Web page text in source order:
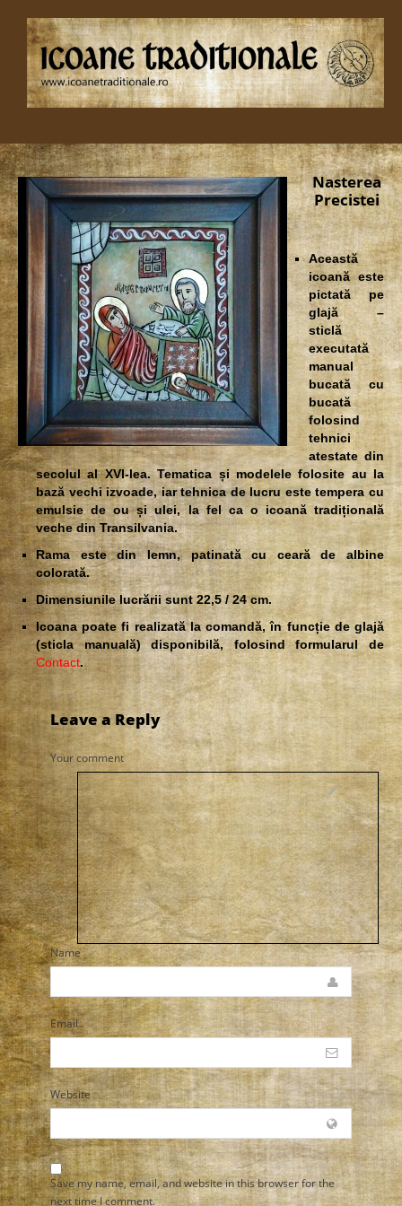
Nasterea
Precistei
Această
icoană este
pictată pe
glajă –
sticlă
executată
manual
bucată cu
bucată
folosind
tehnici
atestate din
secolul al XVI-lea. Tematica și modelele folosite au la
bază vechi izvoade, iar tehnica de lucru este tempera cu
emulsie de ou și ulei, la fel ca o icoană tradițională
veche din Transilvania.
Rama este din lemn, patinată cu ceară de albine
colorată.
Dimensiunile lucrării sunt 22,5 / 24 cm.
Icoana poate fi realizată la comandă, în funcție de glajă
(sticla manuală) disponibilă, folosind formularul de
Contact.
Leave a Reply
Your comment
Name
Email
Website
Save my name, email, and website in this browser for the
next time I comment.